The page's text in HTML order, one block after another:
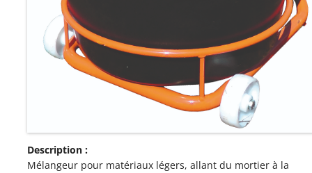
Description :
Mélangeur pour matériaux légers, allant du mortier à la